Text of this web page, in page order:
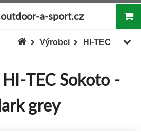
a-sport.cz
HI-TEC
Výrobci
TEC Sokoto -
grey